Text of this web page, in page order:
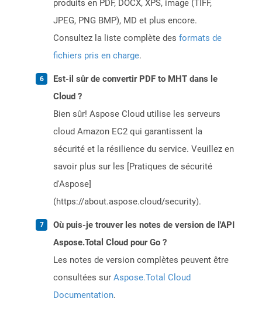
produits en PDF, DOCX, XPS, image (TIFF,
JPEG, PNG BMP), MD et plus encore.
Consultez la liste complète des formats de
fichiers pris en charge.
Est-il sûr de convertir PDF to MHT dans le
Cloud ?
Bien sûr! Aspose Cloud utilise les serveurs
cloud Amazon EC2 qui garantissent la
sécurité et la résilience du service. Veuillez en
savoir plus sur les [Pratiques de sécurité
d'Aspose]
(https://about.aspose.cloud/security).
Où puis-je trouver les notes de version de l'API
Aspose.Total Cloud pour Go ?
Les notes de version complètes peuvent être
consultées sur Aspose.Total Cloud
Documentation.